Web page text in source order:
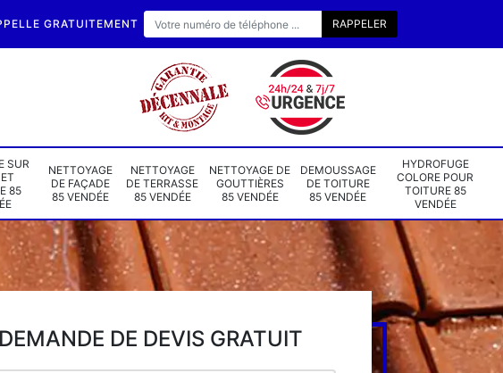
GRATUITEMENT
SUR
85
NETTOYAGE
DE FAÇADE
85 VENDÉE
NETTOYAGE
DE TERRASSE
85 VENDÉE
NETTOYAGE DE
GOUTTIÈRES
85 VENDÉE
DEMOUSSAGE
DE TOITURE
85 VENDÉE
HYDROFUGE
COLORE POUR
TOITURE 85
VENDÉE
DEMANDE DE DEVIS GRATUIT